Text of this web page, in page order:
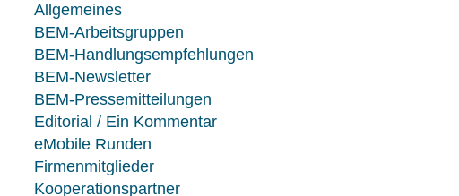
Allgemeines
BEM-Arbeitsgruppen
BEM-Handlungsempfehlungen
BEM-Newsletter
BEM-Pressemitteilungen
Editorial / Ein Kommentar
eMobile Runden
Firmenmitglieder
Kooperationspartner